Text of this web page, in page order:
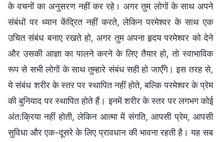
के वचनों का अनुसरण नहीं कर रहे। अगर तुम लोगों के साथ अपने
संबंधों पर ध्यान केंद्रित नहीं करते, लेकिन परमेश्वर के साथ एक
उचित संबंध बनाए रखते हो, अगर तुम अपना हृदय परमेश्वर को देने
और उसकी आज्ञा का पालने करने के लिए तैयार हो, तो स्वाभाविक
रूप से सभी लोगों के साथ तुम्हारे संबंध सही हो जाएँगे। इस तरह से,
ये संबंध शरीर के स्तर पर स्थापित नहीं होते, बल्कि परमेश्वर के प्रेम
की बुनियाद पर स्थापित होते हैं। इनमें शरीर के स्तर पर लगभग कोई
अंत:क्रिया नहीं होती, लेकिन आत्मा में संगति, आपसी प्रेम, आपसी
सुविधा और एक-दूसरे के लिए प्रावधान की भावना रहती है। यह सब